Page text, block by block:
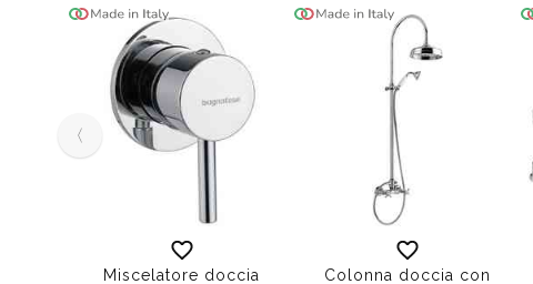
Miscelatore doccia
Colonna doccia con
‹